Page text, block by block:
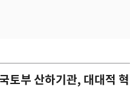
토부 산하기관, 대대적 혁